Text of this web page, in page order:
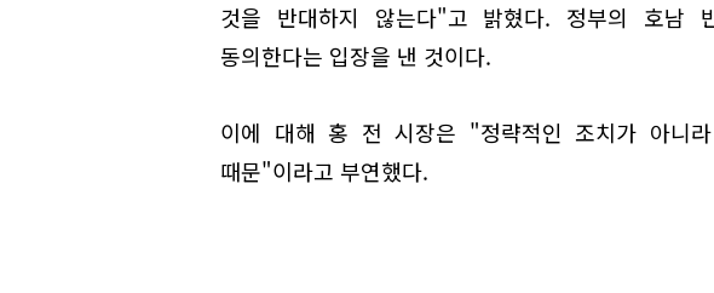
것을 반대하지 않는다"고 밝혔다. 정부의 호남
동의한다는 입장을 낸 것이다.
이에 대해 홍 전 시장은 "정략적인 조치가 아니
때문"이라고 부연했다.